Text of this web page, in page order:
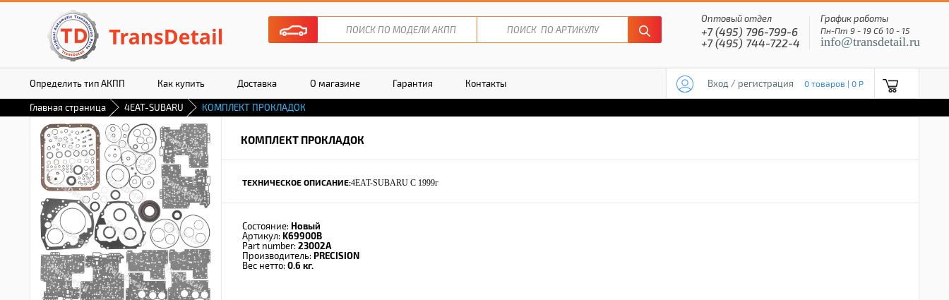
Оптовый отдел
+7 (495) 796-799-6
+7 (495) 744-722-4
График работы
Пн-Пт 9 - 19 Сб 10 - 15
info@transdetail.ru
Определить тип АКПП Как купить Доставка О магазине Гарантия Контакты Вход / регистрация 0 товаров | 0 P
Главная страница 4EAT-SUBARU КОМПЛЕКТ ПРОКЛАДОК
КОМПЛЕКТ ПРОКЛАДОК
ТЕХНИЧЕСКОЕ ОПИСАНИЕ:4EAT-SUBARU C 1999г
Состояние: Новый
Артикул: K69900B
Part number: 23002A
Производитель: PRECISION
Вес нетто: 0.6 кг.